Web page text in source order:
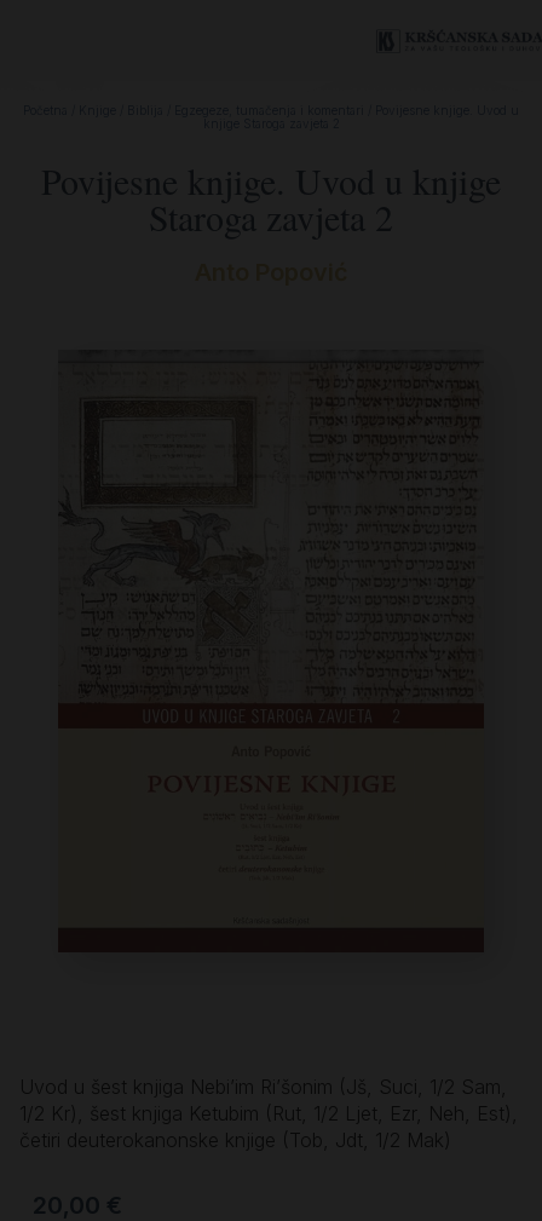
Uvod u šest knjiga Nebi’im Ri’šonim (Jš, Suci, 1/2 Sam,
1/2 Kr), šest knjiga Ketubim (Rut, 1/2 Ljet, Ezr, Neh, Est),
četiri deuterokanonske knjige (Tob, Jdt, 1/2 Mak)
20,00 €